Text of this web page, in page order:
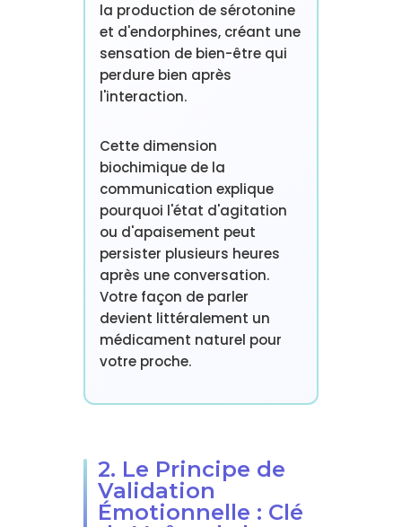
la production de sérotonine
et d'endorphines, créant une
sensation de bien-être qui
perdure bien après
l'interaction.
Cette dimension
biochimique de la
communication explique
pourquoi l'état d'agitation
ou d'apaisement peut
persister plusieurs heures
après une conversation.
Votre façon de parler
devient littéralement un
médicament naturel pour
votre proche.
2. Le Principe de
Validation
Émotionnelle : Clé